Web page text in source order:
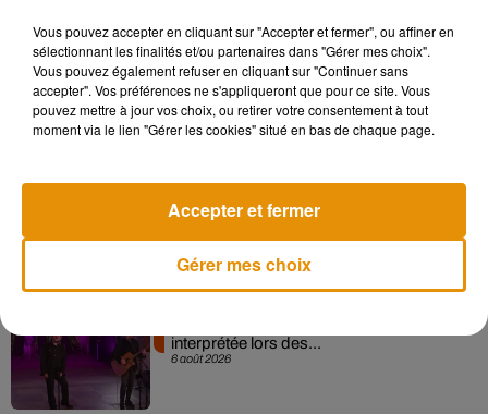
7 août 2026
Angèle et Amélie Lens dévoilent leur
collaboration tant attendue
6 août 2026
6 août 2026
interprétée lors des...
Vous pouvez accepter en cliquant sur "Accepter et fermer", ou affiner en
sélectionnant les finalités et/ou partenaires dans "Gérer mes choix".
Vous pouvez également refuser en cliquant sur "Continuer sans
accepter". Vos préférences ne s'appliqueront que pour ce site. Vous
pouvez mettre à jour vos choix, ou retirer votre consentement à tout
moment via le lien "Gérer les cookies" situé en bas de chaque page.
Gérer mes choix
Accepter et fermer